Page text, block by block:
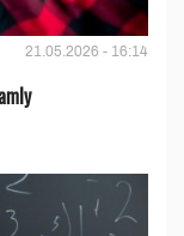
21.05.2026 - 16:14